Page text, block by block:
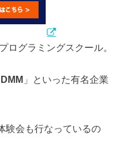
ログラミングスクール。
DMM 」といった有名企業
験会も行なっているの